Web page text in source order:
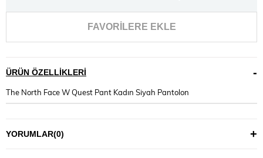
FAVORILERE EKLE
ÜRÜN ÖZELLIKLERI
The North Face W Quest Pant Kadın Siyah Pantolon
YORUMLAR(0)